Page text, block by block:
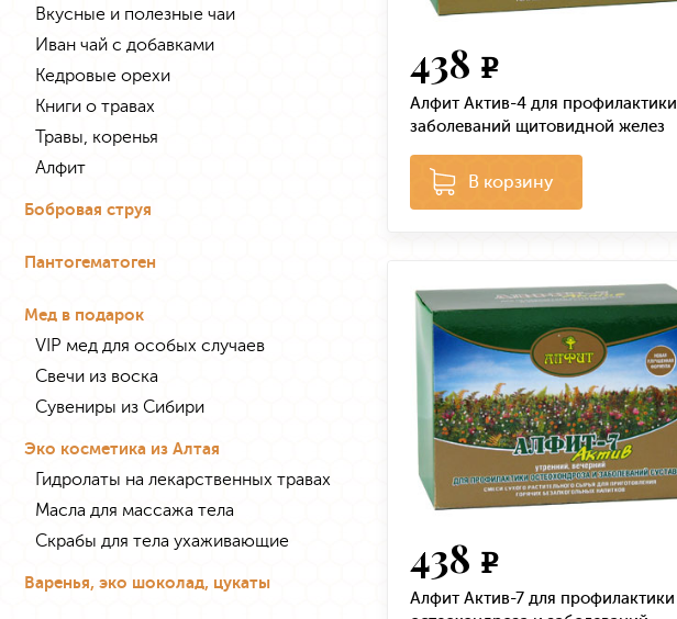
Вкусные и полезные чаи
Иван чай с добавками
Кедровые орехи
Книги о травах
Травы, коренья
Алфит
Бобровая струя
Пантогематоген
Мед в подарок
VIP мед для особых случаев
Свечи из воска
Сувениры из Сибири
Эко косметика из Алтая
Гидролаты на лекарственных травах
Масла для массажа тела
Скрабы для тела ухаживающие
Варенья, эко шоколад, цукаты
438 e
Алфит Актив-4 для профилактики
заболеваний щитовидной желез
В корзину
438 e
Алфит Актив-7 для профилактики